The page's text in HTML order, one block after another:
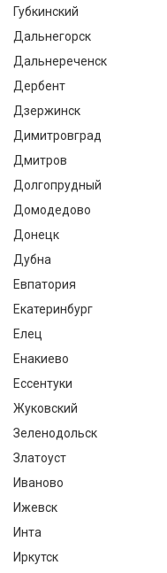
Губкинский
Дальнегорск
Дальнереченск
Дербент
Дзержинск
Димитровград
Дмитров
Долгопрудный
Домодедово
Донецк
Дубна
Евпатория
Екатеринбург
Елец
Енакиево
Ессентуки
Жуковский
Зеленодольск
Златоуст
Иваново
Ижевск
Инта
Иркутск